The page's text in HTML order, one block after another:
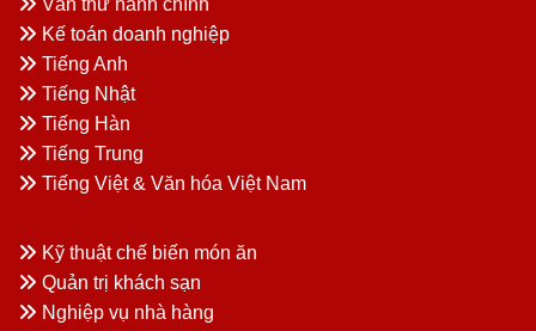
Văn thư hành chính
Kế toán doanh nghiệp
Tiếng Anh
Tiếng Nhật
Tiếng Hàn
Tiếng Trung
Tiếng Việt & Văn hóa Việt Nam
Kỹ thuật chế biến món ăn
Quản trị khách sạn
Nghiệp vụ nhà hàng